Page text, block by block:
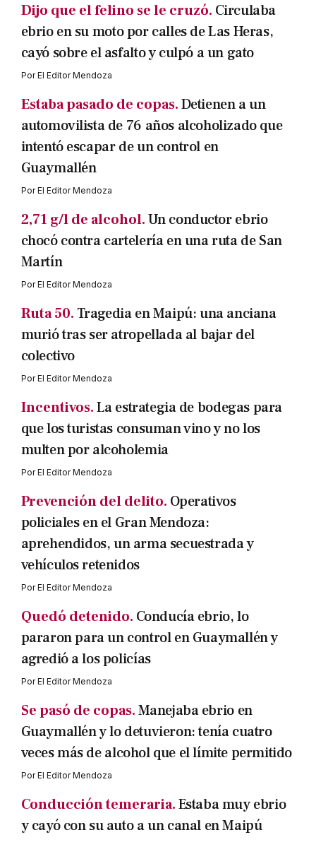
Dijo que el felino se le cruzó. Circulaba
ebrio en su moto por calles de Las Heras,
cayó sobre el asfalto y culpó a un gato
PorEl Editor Mendoza
Estaba pasado de copas.Detienen a un
automovilista de 76 años alcoholizado que
intentó escapar de un control en
Guaymallén
PorEl Editor Mendoza
2,71 g/l de alcohol.Un conductor ebrio
chocó contra cartelería en una ruta de San
Martín
PorEl Editor Mendoza
Ruta 50. Tragedia en Maipú: una anciana
murió tras ser atropellada al bajar del
colectivo
PorEl Editor Mendoza
Incentivos.La estrategia de bodegas para
que los turistas consuman vino y no los
multen por alcoholemia
PorEl Editor Mendoza
Prevención del delito. Operativos
policiales en el Gran Mendoza:
aprehendidos, un arma secuestrada y
vehículos retenidos
PorEl Editor Mendoza
Quedó detenido. Conducía ebrio, lo
pararon para un control en Guaymallén y
agredió a los policías
PorEl Editor Mendoza
Se pasó de copas.Manejaba ebrio en
Guaymallén y lo detuvieron: tenía cuatro
veces más de alcohol que el límite permitido
PorEl Editor Mendoza
Conducción temeraria.Estaba muy ebrio
y cayó con su auto a un canal en Maipú